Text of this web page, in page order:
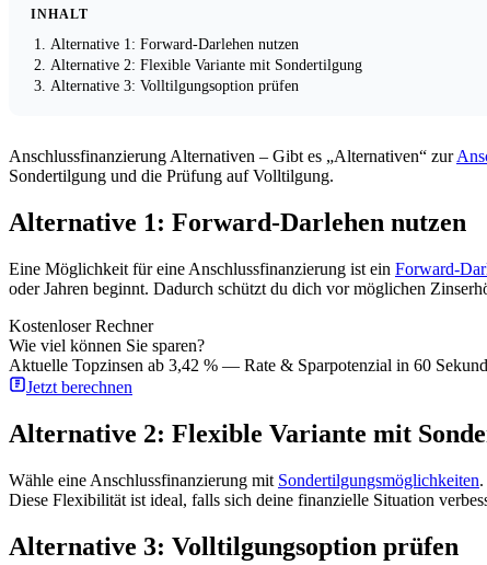
INHALT
Alternative 1: Forward-Darlehen nutzen
Alternative 2: Flexible Variante mit Sondertilgung
Alternative 3: Volltilgungsoption prüfen
Anschlussfinanzierung Alternativen – Gibt es „Alternativen“ zur
Sondertilgung und die Prüfung auf Volltilgung.
Alternative 1: Forward-Darlehen nutzen
Eine Möglichkeit für eine Anschlussfinanzierung ist ein Forward-
oder Jahren beginnt. Dadurch schützt du dich vor möglichen
Kostenloser Rechner
Wie viel können Sie sparen?
Aktuelle Topzinsen ab 3,42 % — Rate & Sparpotenzial in 60
Jetzt berechnen
Alternative 2: Flexible Variante mit
Wähle eine Anschlussfinanzierung mit Sondertilgungsmöglichkeiten
Diese Flexibilität ist ideal, falls sich deine finanzielle Situation
Alternative 3: Volltilgungsoption prüfen